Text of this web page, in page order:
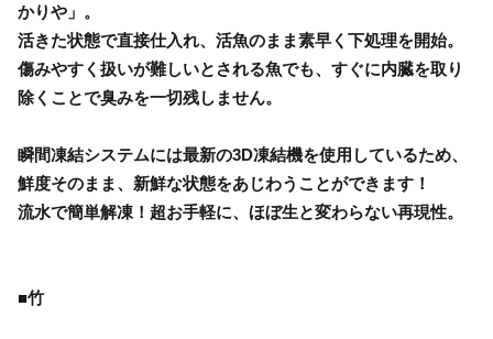
かりや」。
活きた状態で直接仕入れ、活魚のまま素早く下処理を開始。
傷みやすく扱いが難しいとされる魚でも、すぐに内臓を取り
除くことで臭みを一切残しません。
瞬間凍結システムには最新の3D凍結機を使用しているため、
鮮度そのまま、新鮮な状態をあじわうことができます！
流水で簡単解凍！超お手軽に、ほぼ生と変わらない再現性。
■竹